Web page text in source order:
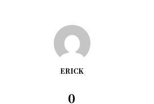
ERICK
0